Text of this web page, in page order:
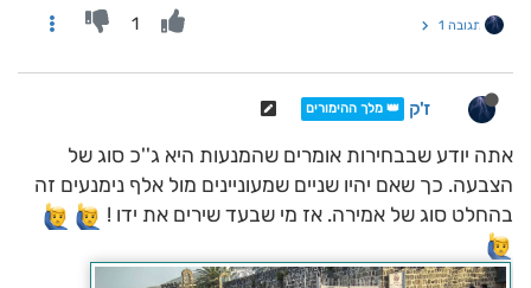
תגובה 1 1
ז'ק 👑 מלך ההימורים
אתה יודע שבבחירות אומרים שהמנעות היא ג''כ סוג של
הצבעה. כך שאם יהיו שניים שמעוניינים מול אלף נימנעים זה
בהחלט סוג של אמירה. אז מי שבעד שירים את ידו !